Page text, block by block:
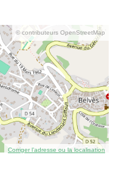
© contributeurs OpenStreetMap
Corriger l’adresse ou la localisation